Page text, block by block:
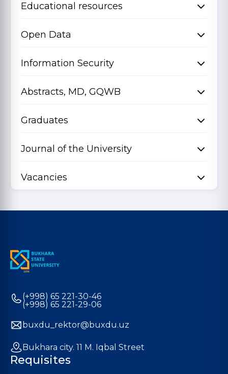
Educational resources
Open Data
Information Security
Abstracts, MD, GQWB
Graduates
Journal of the University
Vacancies
(+998) 65 221-30-46
(+998) 65 221-29-06
buxdu_rektor@buxdu.uz
Bukhara city. 11 M. Iqbal Street
Requisites